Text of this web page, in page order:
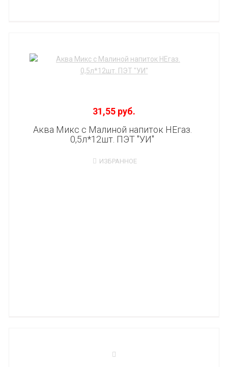
31,55 руб.
Аква Микс с Малиной напиток НЕгаз.
0,5л*12шт. ПЭТ "УИ"
ИЗБРАННОЕ